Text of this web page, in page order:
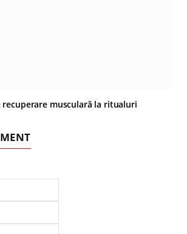
musculară la ritualuri